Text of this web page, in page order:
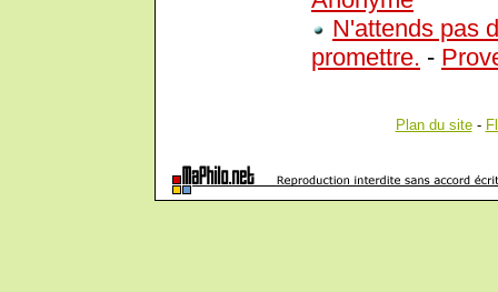
N'attends pas
promettre. -
Plan du site-